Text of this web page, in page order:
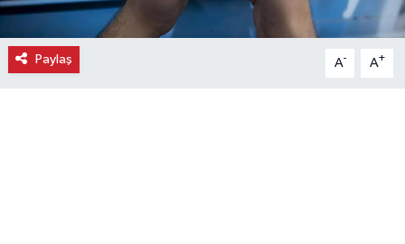
Paylaş A- A+
Keşfet
Kültür & Sanat